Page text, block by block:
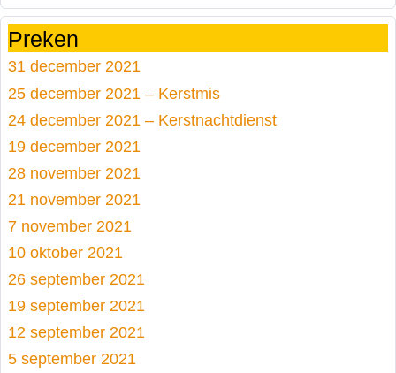
Preken
31 december 2021
25 december 2021 – Kerstmis
24 december 2021 – Kerstnachtdienst
19 december 2021
28 november 2021
21 november 2021
7 november 2021
10 oktober 2021
26 september 2021
19 september 2021
12 september 2021
5 september 2021